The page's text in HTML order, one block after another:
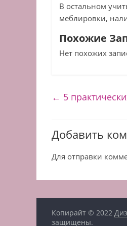
В остальном
меблировки,
Похожие
Нет похожих
← 5
Добавить
Для отправки
Копирайт © 2022
защищены.